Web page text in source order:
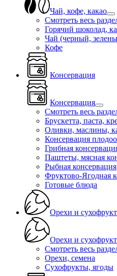
Чай, кофе, какао
Смотреть весь
Горячий шоколад,
Чай (черный,
Кофе
Консервация
Консервация
Смотреть весь
Брускетта, паста,
Оливки, маслины,
Консервация
Грибная
Паштеты, мясная
Рыбная консервация
Фруктово-Ягодная
Готовые блюда
Орехи и
Орехи и
Смотреть весь
Орехи, семена
Сухофрукты, ягоды